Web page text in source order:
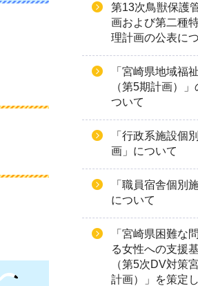
第13次鳥獣保護
画および第二種
理計画の公表に
「宮崎県地域福
（第5期計画）
ついて
「行政系施設個
画」について
「職員宿舎個別
について
「宮崎県困難な
る女性への支援
（第5次DV対策
計画）」を策定